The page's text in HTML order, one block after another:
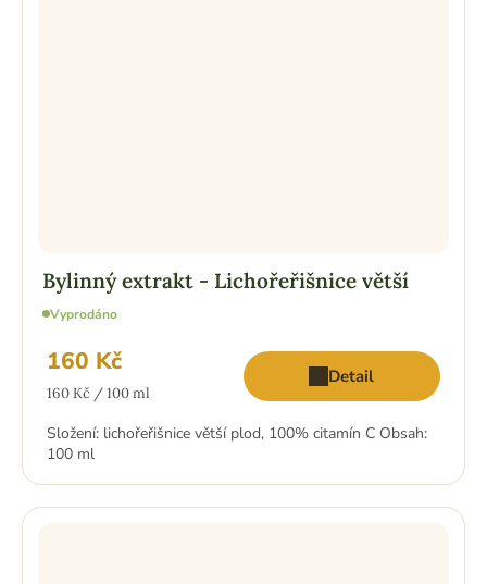
Bylinný extrakt - Lichořeřišnice větší
Vyprodáno
160 Kč
Měrná
160 Kč / 100 ml
Detail
Složení: lichořeřišnice větší plod, 100% citamín C Obsah:
100 ml